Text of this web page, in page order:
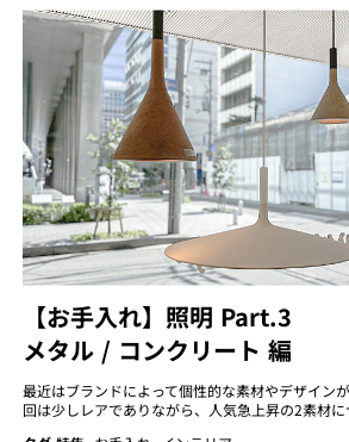
【お手入れ】照明 Part.3
メタル / コンクリート 編
最近はブランドによって個性的な素材やデザイン
回は少しレアでありながら、人気急上昇の2素材に